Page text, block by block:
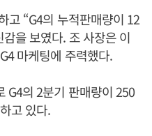
고 “G4의 누적판매량이 12
을 보였다. 조 사장은 이
마케팅에 주력했다.
G4의 2분기 판매량이 250
고 있다.